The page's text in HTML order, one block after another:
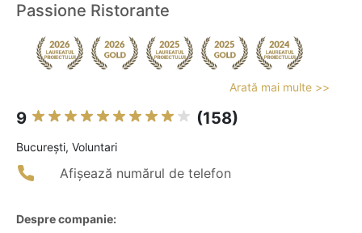
Passione Ristorante
Arată mai multe >>
9 (158)
Bucureşti, Voluntari
Afișează numărul de telefon
Despre companie: